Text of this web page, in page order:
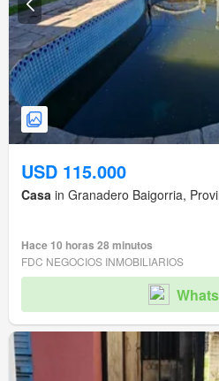
USD 115.000
Casa in Granadero Baigorria,
Hace 10 horas 28 minutos
FDC NEGOCIOS INMOBILIARIOS